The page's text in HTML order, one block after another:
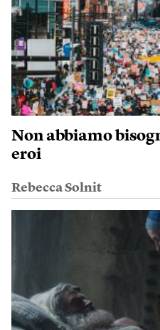
Non abbiamo
eroi
Rebecca Solnit